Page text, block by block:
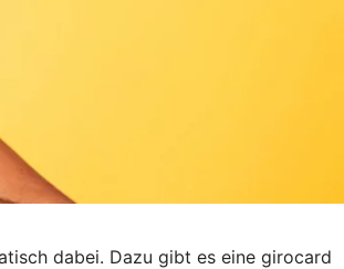
dabei. Dazu gibt es eine girocard